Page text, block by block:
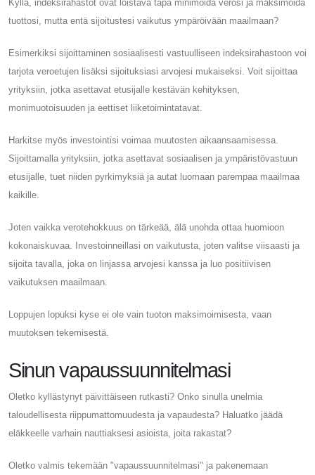
Kyllä, indeksirahastot ovat loistava tapa minimoida verosi ja maksimoida
tuottosi, mutta entä sijoitustesi vaikutus ympäröivään maailmaan?
Esimerkiksi sijoittaminen sosiaalisesti vastuulliseen indeksirahastoon voi
tarjota veroetujen lisäksi sijoituksiasi arvojesi mukaiseksi. Voit sijoittaa
yrityksiin, jotka asettavat etusijalle kestävän kehityksen,
monimuotoisuuden ja eettiset liiketoimintatavat.
Harkitse myös investointisi voimaa muutosten aikaansaamisessa.
Sijoittamalla yrityksiin, jotka asettavat sosiaalisen ja ympäristövastuun
etusijalle, tuet niiden pyrkimyksiä ja autat luomaan parempaa maailmaa
kaikille.
Joten vaikka verotehokkuus on tärkeää, älä unohda ottaa huomioon
kokonaiskuvaa. Investoinneillasi on vaikutusta, joten valitse viisaasti ja
sijoita tavalla, joka on linjassa arvojesi kanssa ja luo positiivisen
vaikutuksen maailmaan.
Loppujen lopuksi kyse ei ole vain tuoton maksimoimisesta, vaan
muutoksen tekemisestä.
Sinun vapaussuunnitelmasi
Oletko kyllästynyt päivittäiseen rutkasti? Onko sinulla unelmia
taloudellisesta riippumattomuudesta ja vapaudesta? Haluatko jäädä
eläkkeelle varhain nauttiaksesi asioista, joita rakastat?
Oletko valmis tekemään "vapaussuunnitelmasi" ja pakenemaan